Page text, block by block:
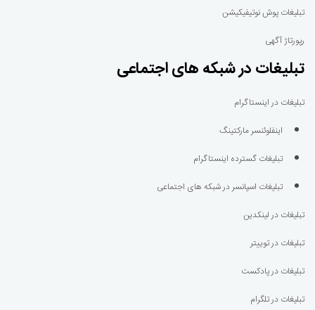
تبلیغات پوش نوتیفیکیشن
رپورتاژ آگهی
تبلیغات در شبکه های اجتماعی
تبلیغات در اینستاگرام
اینفلوئنسر مارکتینگ
تبلیغات گسترده اینستاگرام
تبلیغات اسپانسر در شبکه های اجتماعی
تبلیغات در لینکدین
تبلیغات در توییتر
تبلیغات در پادکست
تبلیغات در تلگرام